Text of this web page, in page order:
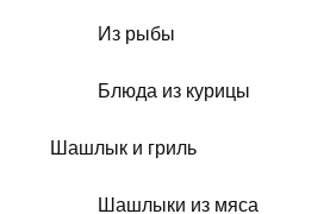
Из рыбы
Блюда из курицы
Шашлык и гриль
Шашлыки из мяса